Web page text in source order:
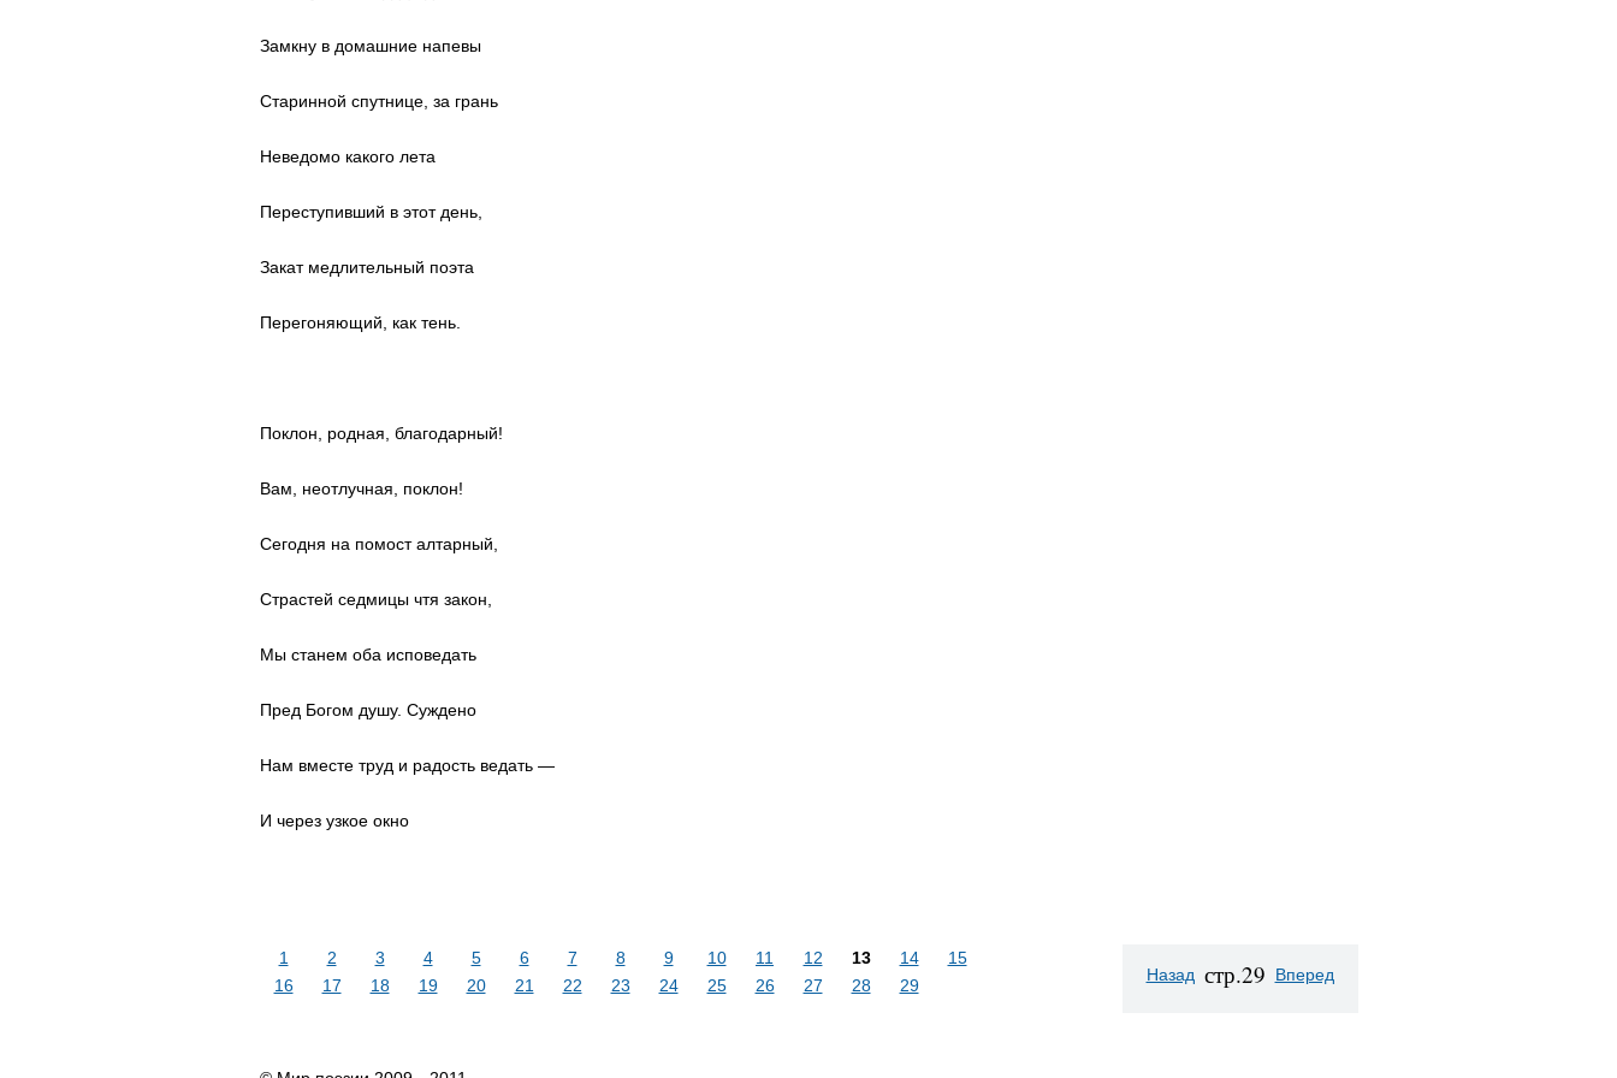
Замкну в домашние напевы
Старинной спутнице, за грань
Неведомо какого лета
Переступивший в этот день,
Закат медлительный поэта
Перегоняющий, как тень.
Поклон, родная, благодарный!
Вам, неотлучная, поклон!
Сегодня на помост алтарный,
Страстей седмицы чтя закон,
Мы станем оба исповедать
Пред Богом душу. Суждено
Нам вместе труд и радость ведать —
И через узкое окно
1 2 3 4 5 6 7 8 9 10 11 12 13 14
15
16
17 18 19 20 21 22 23 24 25 26 27 28 29
Назад стр.29 Вперед